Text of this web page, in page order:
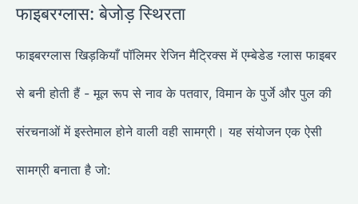
फाइबरग्लास: बेजोड़ स्थिरता
फाइबरग्लास खिड़कियाँ पॉलिमर रेजिन मैट्रिक्स में एम्बेडेड ग्लास फाइबर
से बनी होती हैं - मूल रूप से नाव के पतवार, विमान के पुर्जे और पुल की
संरचनाओं में इस्तेमाल होने वाली वही सामग्री। यह संयोजन एक ऐसी
सामग्री बनाता है जो: